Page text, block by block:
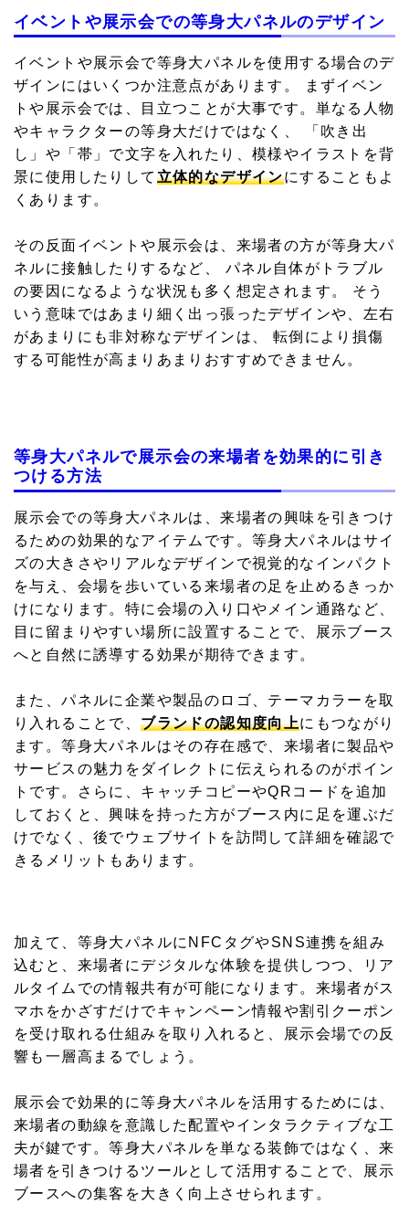
イベントや展示会での等身大パネルのデザイン
イベントや展示会で等身大パネルを使用する場合のデ
ザインにはいくつか注意点があります。 まずイベン
トや展示会では、目立つことが大事です。単なる人物
やキャラクターの等身大だけではなく、 「吹き出
し」や「帯」で文字を入れたり、模様やイラストを背
景に使用したりして 立体的なデザインにすることもよ
くあります。
その反面イベントや展示会は、来場者の方が等身大パ
ネルに接触したりするなど、 パネル自体がトラブル
の要因になるような状況も多く想定されます。 そう
いう意味ではあまり細く出っ張ったデザインや、左右
があまりにも非対称なデザインは、 転倒により損傷
する可能性が高まりあまりおすすめできません。
等身大パネルで展示会の来場者を効果的に引き
つける方法
展示会での等身大パネルは、来場者の興味を引きつけ
るための効果的なアイテムです。等身大パネルはサイ
ズの大きさやリアルなデザインで視覚的なインパクト
を与え、会場を歩いている来場者の足を止めるきっか
けになります。特に会場の入り口やメイン通路など、
目に留まりやすい場所に設置することで、展示ブース
へと自然に誘導する効果が期待できます。
また、パネルに企業や製品のロゴ、テーマカラーを取
り入れることで、ブランドの認知度向上にもつながり
ます。等身大パネルはその存在感で、来場者に製品や
サービスの魅力をダイレクトに伝えられるのがポイン
トです。さらに、キャッチコピーやQRコードを追加
しておくと、興味を持った方がブース内に足を運ぶだ
けでなく、後でウェブサイトを訪問して詳細を確認で
きるメリットもあります。
加えて、等身大パネルにNFCタグやSNS連携を組み
込むと、来場者にデジタルな体験を提供しつつ、リア
ルタイムでの情報共有が可能になります。来場者がス
マホをかざすだけでキャンペーン情報や割引クーポン
を受け取れる仕組みを取り入れると、展示会場での反
響も一層高まるでしょう。
展示会で効果的に等身大パネルを活用するためには、
来場者の動線を意識した配置やインタラクティブな工
夫が鍵です。等身大パネルを単なる装飾ではなく、来
場者を引きつけるツールとして活用することで、展示
ブースへの集客を大きく向上させられます。